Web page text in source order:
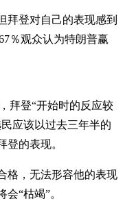
拜登对自己的表现感到
％观众认为特朗普赢
拜登“开始时的反应较
应该以过去三年半的
登的表现。
格，无法形容他的表现
“枯竭”。